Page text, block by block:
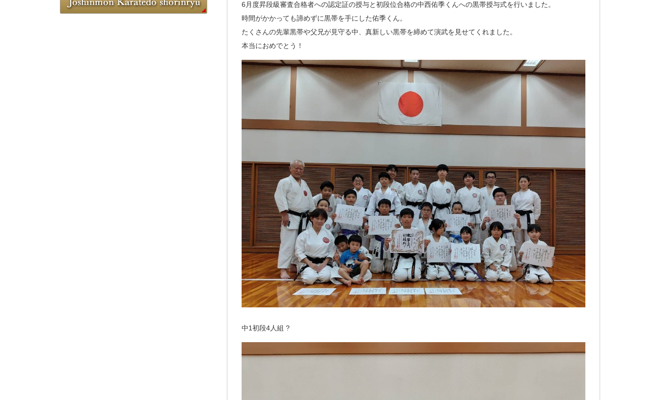
6月度昇段級審査合格者への認定証の授与と初段位合格の中西佑季くんへの黒帯授与式を行いました。
時間がかかっても諦めずに黒帯を手にした佑季くん。
たくさんの先輩黒帯や父兄が見守る中、真新しい黒帯を締めて演武を見せてくれました。
本当におめでとう！
中1初段4人組 ?